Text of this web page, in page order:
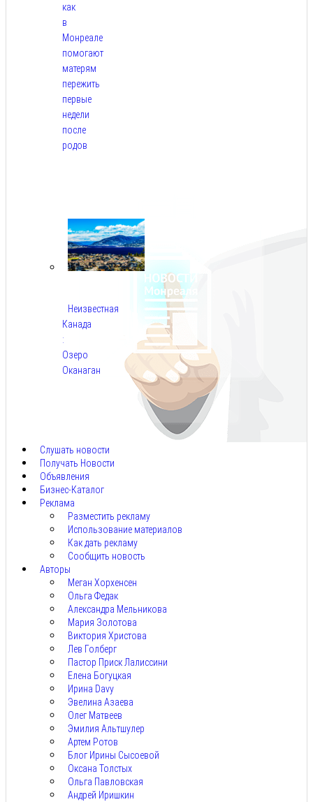
как
в
Монреале
помогают
матерям
пережить
первые
недели
после
родов
Неизвестная
Канада
:
Озеро
Оканаган
Слушать новости
Получать Новости
Объявления
Бизнес-Каталог
Реклама
Разместить рекламу
Использование материалов
Как дать рекламу
Сообщить новость
Авторы
Меган Хорхенсен
Ольга Федак
Александра Мельникова
Мария Золотова
Виктория Христова
Лев Голберг
Пастор Приск Лалиссини
Елена Богуцкая
Ирина Davy
Эвелина Азаева
Олег Матвеев
Эмилия Альтшулер
Артем Ротов
Блог Ирины Сысоевой
Оксана Толстых
Ольга Павловская
Андрей Иришкин